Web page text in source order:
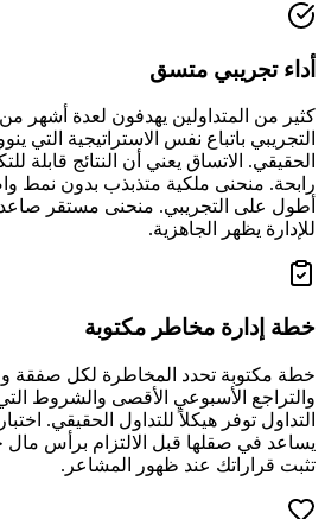
أداء تجريبي متسق
كثير من المتداولين يهدفون لعدة أشهر
التجريبي باتباع نفس الاستراتيجية التي
الحقيقي. الاتساق يعني أن النتائج
رابحة. منحنى ملكية متذبذب بدون نمط
أطول على التجريبي. منحنى مستقر صاعد
للإدارة يظهر الجاهزية.
خطة إدارة مخاطر مكتوبة
خطة مكتوبة تحدد المخاطرة لكل صفقة
والتراجع الأسبوعي الأقصى والشروط
التداول توفر هيكلاً للتداول الحقيقي.
يساعد في صقلها قبل الالتزام برأس مال
تثبت قراراتك عند ظهور المشاعر.